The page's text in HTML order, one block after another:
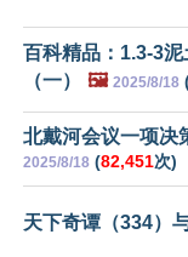
百科精品：1.3-3
（一）
🖼️ 2025/8/18
北戴河会议一项决
2025/8/18 (82,451次)
天下奇谭（334）